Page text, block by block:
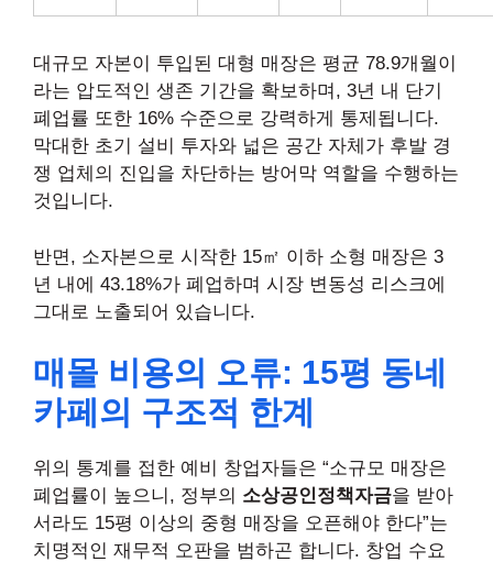
대규모 자본이 투입된 대형 매장은 평균 78.9개월이
라는 압도적인 생존 기간을 확보하며, 3년 내 단기
폐업률 또한 16% 수준으로 강력하게 통제됩니다.
막대한 초기 설비 투자와 넓은 공간 자체가 후발 경
쟁 업체의 진입을 차단하는 방어막 역할을 수행하는
것입니다.
반면, 소자본으로 시작한 15㎡ 이하 소형 매장은 3
년 내에 43.18%가 폐업하며 시장 변동성 리스크에
그대로 노출되어 있습니다.
매몰 비용의 오류: 15평 동네
카페의 구조적 한계
위의 통계를 접한 예비 창업자들은 “소규모 매장은
폐업률이 높으니, 정부의 소상공인정책자금을 받아
서라도 15평 이상의 중형 매장을 오픈해야 한다”는
치명적인 재무적 오판을 범하곤 합니다. 창업 수요